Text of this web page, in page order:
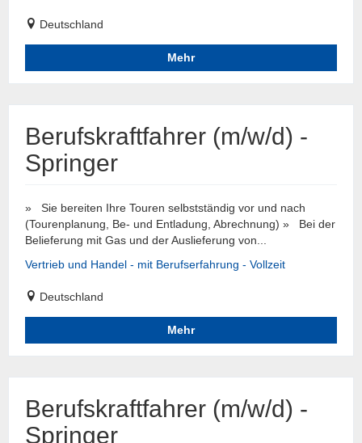
Deutschland
Mehr
Berufskraftfahrer (m/w/d) -
Springer
» Sie bereiten Ihre Touren selbstständig vor und nach
(Tourenplanung, Be- und Entladung, Abrechnung) » Bei der
Belieferung mit Gas und der Auslieferung von...
Vertrieb und Handel - mit Berufserfahrung - Vollzeit
Deutschland
Mehr
Berufskraftfahrer (m/w/d) -
Springer